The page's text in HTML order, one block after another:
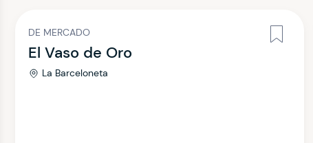
DE MERCADO
El Vaso de Oro
La Barceloneta